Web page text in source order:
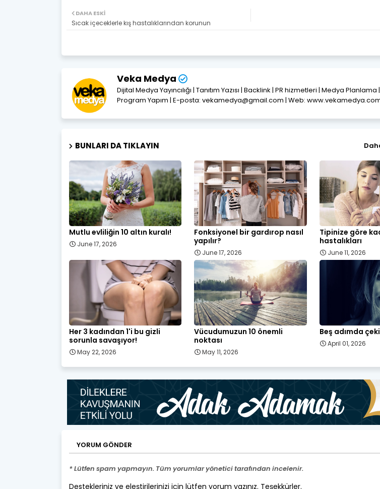
DAHA ESKI
Sıcak içeceklerle kış hastalıklarından korunun
Veka Medya
Dijital Medya Yayıncılığı | Tanıtım Yazısı | Backlink | PR hizmetleri | Medya Planlama
Program Yapım | E-posta: vekamedya@gmail.com | Web:
BUNLARI DA TIKLAYIN
Mutlu evliliğin 10 altın kuralı!
June 17, 2026
Fonksiyonel bir gardırop nasıl
yapılır?
June 17, 2026
Tipinize göre
hastalıkları
June 11, 2026
Her 3 kadından 1'i bu gizli
sorunla savaşıyor!
May 22, 2026
Vücudumuzun 10 önemli
noktası
May 11, 2026
Beş adımda
April 01, 2026
YORUM GÖNDER
* Lütfen spam yapmayın. Tüm yorumlar yönetici tarafından incelenir.
Destekleriniz ve eleştirilerinizi için lütfen yorum yazınız. Teşekkürler.